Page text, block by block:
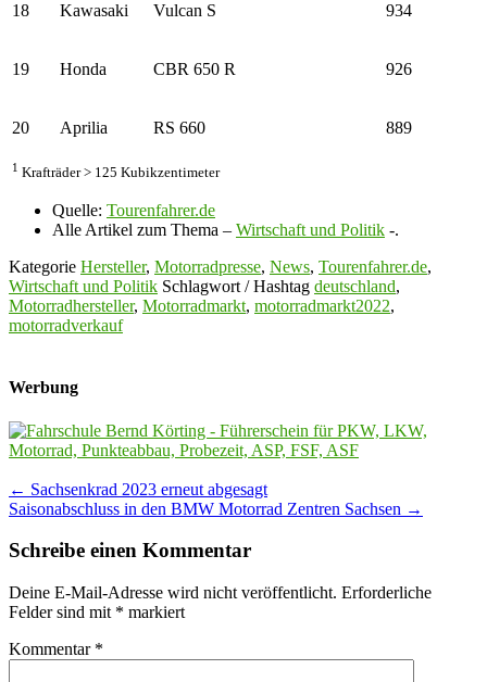
18 Kawasaki Vulcan S 934
19 Honda CBR 650 R 926
20 Aprilia RS 660 889
1 Krafträder > 125 Kubikzentimeter
Quelle: Tourenfahrer.de
Alle Artikel zum Thema – Wirtschaft und Politik -.
Kategorie Hersteller, Motorradpresse, News, Tourenfahrer.de,
Wirtschaft und Politik Schlagwort / Hashtag deutschland,
Motorradhersteller, Motorradmarkt, motorradmarkt2022,
motorradverkauf
Werbung
Post
navigation
← Sachsenkrad 2023 erneut abgesagt
Saisonabschluss in den BMW Motorrad Zentren Sachsen →
Schreibe einen Kommentar
Deine E-Mail-Adresse wird nicht veröffentlicht. Erforderliche
Felder sind mit * markiert
Kommentar *